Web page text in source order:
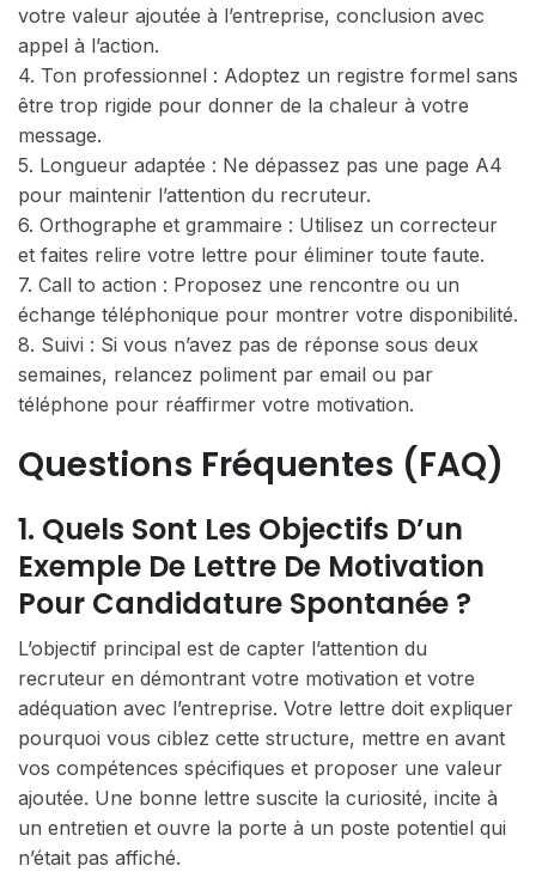
votre valeur ajoutée à l’entreprise, conclusion avec
appel à l’action.
4. Ton professionnel : Adoptez un registre formel sans
être trop rigide pour donner de la chaleur à votre
message.
5. Longueur adaptée : Ne dépassez pas une page A4
pour maintenir l’attention du recruteur.
6. Orthographe et grammaire : Utilisez un correcteur
et faites relire votre lettre pour éliminer toute faute.
7. Call to action : Proposez une rencontre ou un
échange téléphonique pour montrer votre disponibilité.
8. Suivi : Si vous n’avez pas de réponse sous deux
semaines, relancez poliment par email ou par
téléphone pour réaffirmer votre motivation.
Questions Fréquentes (FAQ)
1. Quels Sont Les Objectifs D’un
Exemple De Lettre De Motivation
Pour Candidature Spontanée ?
L’objectif principal est de capter l’attention du
recruteur en démontrant votre motivation et votre
adéquation avec l’entreprise. Votre lettre doit expliquer
pourquoi vous ciblez cette structure, mettre en avant
vos compétences spécifiques et proposer une valeur
ajoutée. Une bonne lettre suscite la curiosité, incite à
un entretien et ouvre la porte à un poste potentiel qui
n’était pas affiché.